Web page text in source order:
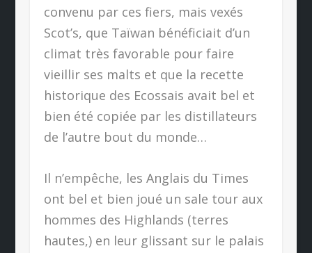
convenu par ces fiers, mais vexés
Scot’s, que Taïwan bénéficiait d’un
climat très favorable pour faire
vieillir ses malts et que la recette
historique des Ecossais avait bel et
bien été copiée par les distillateurs
de l’autre bout du monde…
Il n’empêche, les Anglais du Times
ont bel et bien joué un sale tour aux
hommes des Highlands (terres
hautes,) en leur glissant sur le palais